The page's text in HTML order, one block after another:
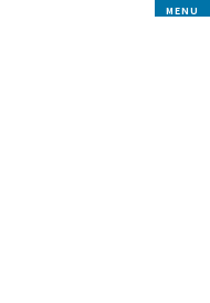
MENU